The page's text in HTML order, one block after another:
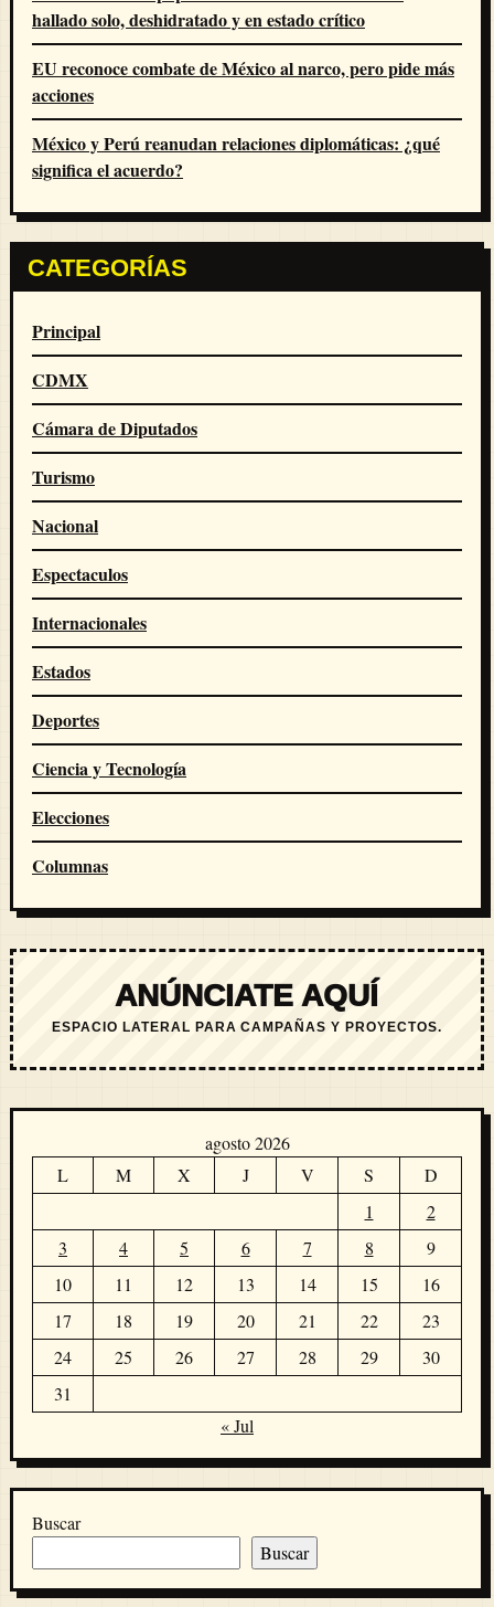
hallado solo, deshidratado y en estado crítico
EU reconoce combate de México al narco, pero pide más
acciones
México y Perú reanudan relaciones diplomáticas: ¿qué
significa el acuerdo?
CATEGORÍAS
Principal
CDMX
Cámara de Diputados
Turismo
Nacional
Espectaculos
Internacionales
Estados
Deportes
Ciencia y Tecnología
Elecciones
Columnas
ANÚNCIATE AQUÍ
ESPACIO LATERAL PARA CAMPAÑAS Y PROYECTOS.
agosto 2026
L
M X J V S
D
1
2
3
4 5 6 7 8
9
10
11 12 13 14 15
16
17
18 19 20 21 22
23
24
25 26 27 28 29
30
31
« Jul
Buscar
Buscar